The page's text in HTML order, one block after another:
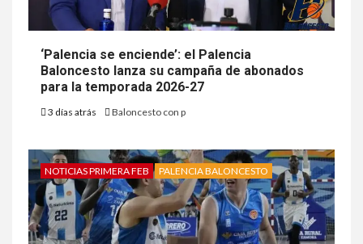
‘Palencia se enciende’: el Palencia
Baloncesto lanza su campaña de abonados
para la temporada 2026-27
3 días atrás Baloncesto con p
NOTICIAS PRIMERA FEB PALENCIA BALONCESTO